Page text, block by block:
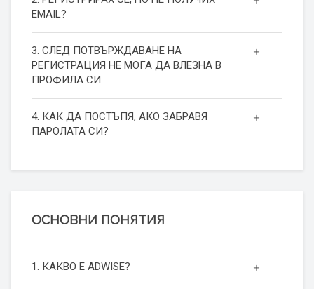
EMAIL?
3. СЛЕД ПОТВЪРЖДАВАНЕ НА
РЕГИСТРАЦИЯ НЕ МОГА ДА ВЛЕЗНА В
ПРОФИЛА СИ.
4. КАК ДА ПОСТЪПЯ, АКО ЗАБРАВЯ
ПАРОЛАТА СИ?
ОСНОВНИ ПОНЯТИЯ
1. КАКВО Е ADWISE?